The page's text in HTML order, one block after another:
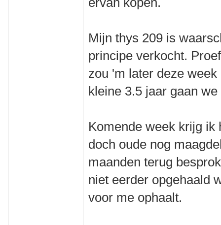
Mijn thys 209 is
principe verkocht.
zou 'm later deze
kleine 3.5 jaar gaan
Komende week krijg ik
doch oude nog
maanden terug
niet eerder opgehaald
voor me ophaalt.